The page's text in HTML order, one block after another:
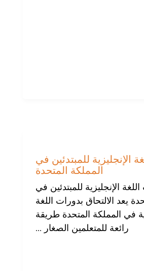
الإنجليزية للمبتدئين في
المملكة المتحدة
الإنجليزية للمبتدئين في
يعد الالتحاق بدورات اللغة
في المملكة المتحدة طريقة
رائعة للمتعلمين الصغار ...